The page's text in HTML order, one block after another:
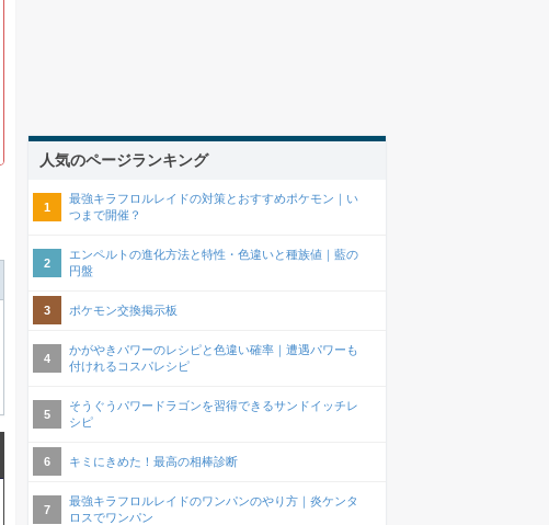
人気のページランキング
最強キラフロルレイドの対策とおすすめポケモン｜い
つまで開催？
エンペルトの進化方法と特性・色違いと種族値｜藍の
円盤
ポケモン交換掲示板
かがやきパワーのレシピと色違い確率｜遭遇パワーも
付けれるコスパレシピ
そうぐうパワードラゴンを習得できるサンドイッチレ
シピ
キミにきめた！最高の相棒診断
最強キラフロルレイドのワンパンのやり方｜炎ケンタ
ロスでワンパン